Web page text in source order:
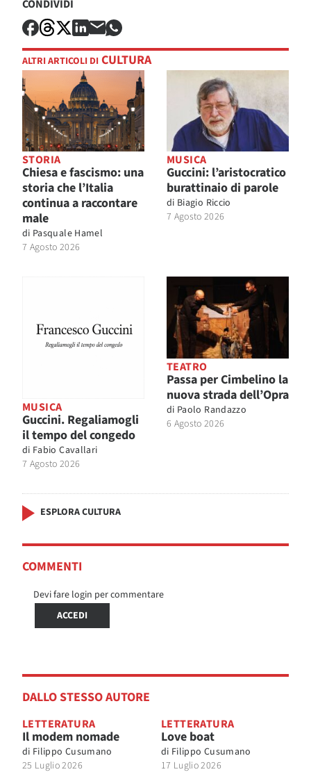
CONDIVIDI
ALTRI ARTICOLI DI CULTURA
STORIA
Chiesa e fascismo: una
storia che l’Italia
continua a raccontare
male
di Pasquale Hamel
7 Agosto 2026
MUSICA
Guccini: l’aristocratico
burattinaio di parole
di Biagio Riccio
7 Agosto 2026
MUSICA
Guccini. Regaliamogli
il tempo del congedo
di Fabio Cavallari
7 Agosto 2026
TEATRO
Passa per Cimbelino la
nuova strada dell’Opra
di Paolo Randazzo
6 Agosto 2026
ESPLORA CULTURA
COMMENTI
Devi fare login per commentare
ACCEDI
DALLO STESSO AUTORE
LETTERATURA
Il modem nomade
di Filippo Cusumano
25 Luglio 2026
LETTERATURA
Love boat
di Filippo Cusumano
17 Luglio 2026